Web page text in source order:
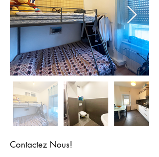
Contactez Nous!